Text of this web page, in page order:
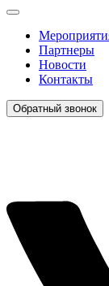
Партнеры
Новости
Контакты
Обратный звонок